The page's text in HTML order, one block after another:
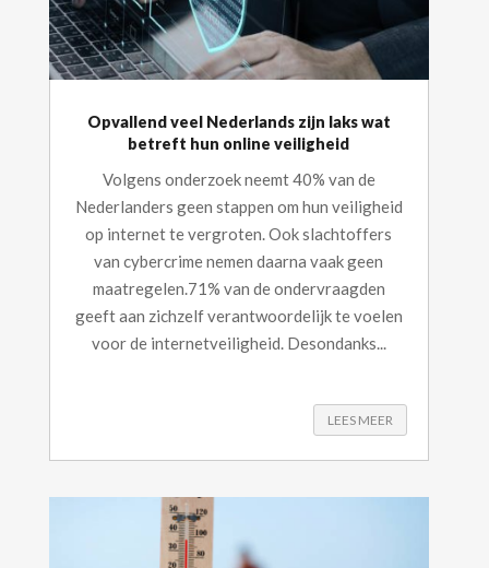
Opvallend veel Nederlands zijn laks wat
betreft hun online veiligheid
Volgens onderzoek neemt 40% van de
Nederlanders geen stappen om hun veiligheid
op internet te vergroten. Ook slachtoffers
van cybercrime nemen daarna vaak geen
maatregelen.71% van de ondervraagden
geeft aan zichzelf verantwoordelijk te voelen
voor de internetveiligheid. Desondanks...
LEES MEER